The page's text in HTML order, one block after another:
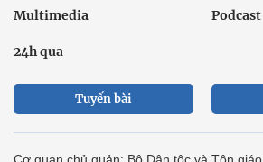
Multimedia Podcast
24h qua
Tuyến bài
Cơ quan chủ quản: Bộ Dân tộc và Tôn giáo